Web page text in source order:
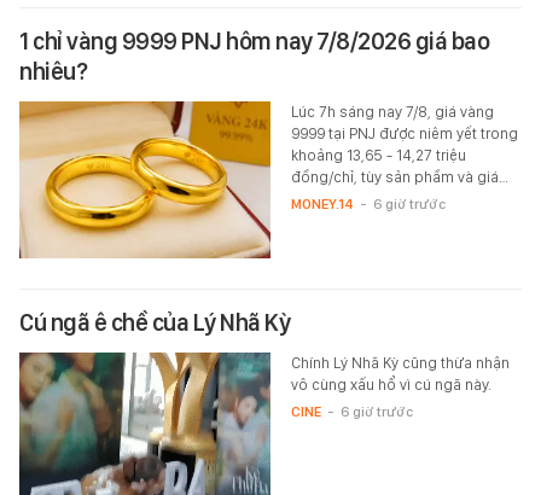
1 chỉ vàng 9999 PNJ hôm nay 7/8/2026 giá bao
nhiêu?
Lúc 7h sáng nay 7/8, giá vàng
9999 tại PNJ được niêm yết trong
khoảng 13,65 - 14,27 triệu
đồng/chỉ, tùy sản phầm và giá…
MONEY.14 - 6 giờ trước
Cú ngã ê chề của Lý Nhã Kỳ
Chính Lý Nhã Kỳ cũng thừa nhận
vô cùng xấu hổ vì cú ngã này.
CINE - 6 giờ trước